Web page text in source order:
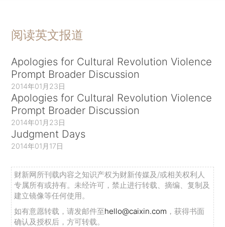
阅读英文报道
Apologies for Cultural Revolution Violence
Prompt Broader Discussion
2014年01月23日
Apologies for Cultural Revolution Violence
Prompt Broader Discussion
2014年01月23日
Judgment Days
2014年01月17日
财新网所刊载内容之知识产权为财新传媒及/或相关权利人
专属所有或持有。未经许可，禁止进行转载、摘编、复制及
建立镜像等任何使用。
如有意愿转载，请发邮件至hello@caixin.com ，获得书面
确认及授权后，方可转载。